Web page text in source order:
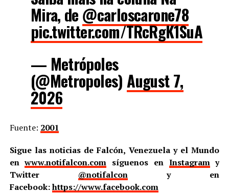
Mira, de @carloscarone78
pic.twitter.com/TRcRgK1SuA
— Metrópoles
(@Metropoles) August 7,
2026
Fuente: 2001
Sigue las noticias de Falcón, Venezuela y el Mundo
enwww.notifalcon.com síguenos en Instagramy
Twitter @notifalcony en
Facebook:https://www.facebook.com